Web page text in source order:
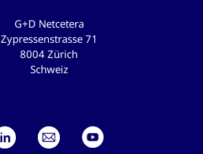
G+D Netcetera
Zypressenstrasse 71
8004 Zürich
Schweiz